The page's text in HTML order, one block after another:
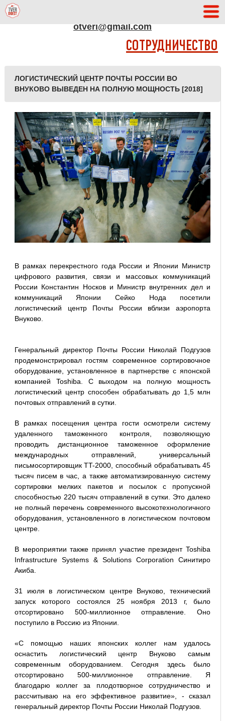
otveri@gmail.com
СОТРУДНИЧЕСТВО
ЛОГИСТИЧЕСКИЙ ЦЕНТР ПОЧТЫ РОССИИ ВО
ВНУКОВО ВЫВЕДЕН НА ПОЛНУЮ МОЩНОСТЬ [2018]
В рамках перекрестного года России и Японии Министр
цифрового развития, связи и массовых коммуникаций
России Константин Носков и Министр внутренних дел и
коммуникаций Японии Сейко Нода посетили
логистический центр Почты России вблизи аэропорта
Внуково.
Генеральный директор Почты России Николай Подгузов
продемонстрировал гостям современное сортировочное
оборудование, установленное в партнерстве с японской
компанией Toshiba. С выходом на полную мощность
логистический центр способен обрабатывать до 1,5 млн
почтовых отправлений в сутки.
В рамках посещения центра гости осмотрели систему
удаленного таможенного контроля, позволяющую
проводить дистанционное таможенное оформление
международных отправлений, универсальный
письмосортировщик TT-2000, способный обрабатывать 45
тысяч писем в час, а также автоматизированную систему
сортировки мелких пакетов и посылок с пропускной
способностью 220 тысяч отправлений в сутки. Это далеко
не полный перечень современного высокотехнологичного
оборудования, установленного в логистическом почтовом
центре.
В мероприятии также принял участие президент Toshiba
Infrastructure Systems & Solutions Corporation Синитиро
Акиба.
31 июля в логистическом центре Внуково, технический
запуск которого состоялся 25 ноября 2013 г, было
отсортировано 500-миллионное отправление. Оно
поступило в Россию из Японии.
«С помощью наших японских коллег нам удалось
оснастить логистический центр Внуково самым
современным оборудованием. Сегодня здесь было
отсортировано 500-миллионное отправление. Я
благодарю коллег за плодотворное сотрудничество и
рассчитываю на его эффективное развитие», - сказал
генеральный директор Почты России Николай Подгузов.